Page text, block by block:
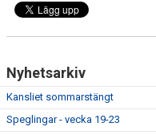
Nyhetsarkiv
Kansliet sommarstängt
Speglingar - vecka 19-23